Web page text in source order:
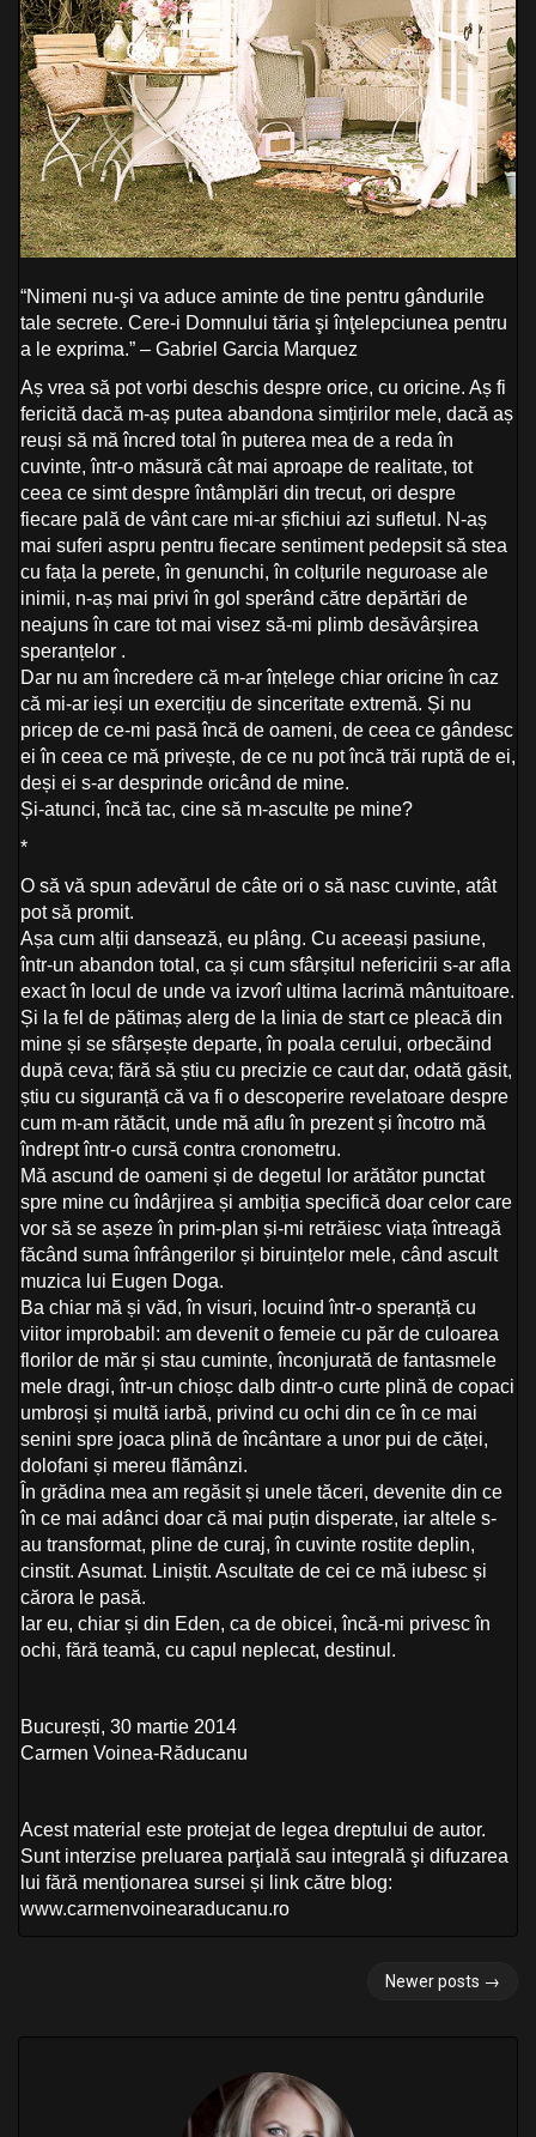
“Nimeni nu-şi va aduce aminte de tine pentru gândurile
tale secrete. Cere-i Domnului tăria şi înţelepciunea pentru
a le exprima.” – Gabriel Garcia Marquez
Aș vrea să pot vorbi deschis despre orice, cu oricine. Aș fi
fericită dacă m-aș putea abandona simțirilor mele, dacă aș
reuși să mă încred total în puterea mea de a reda în
cuvinte, într-o măsură cât mai aproape de realitate, tot
ceea ce simt despre întâmplări din trecut, ori despre
fiecare pală de vânt care mi-ar șfichiui azi sufletul. N-aș
mai suferi aspru pentru fiecare sentiment pedepsit să stea
cu fața la perete, în genunchi, în colțurile neguroase ale
inimii, n-aș mai privi în gol sperând către depărtări de
neajuns în care tot mai visez să-mi plimb desăvârșirea
speranțelor .
Dar nu am încredere că m-ar înțelege chiar oricine în caz
că mi-ar ieși un exercițiu de sinceritate extremă. Și nu
pricep de ce-mi pasă încă de oameni, de ceea ce gândesc
ei în ceea ce mă privește, de ce nu pot încă trăi ruptă de ei,
deși ei s-ar desprinde oricând de mine.
Și-atunci, încă tac, cine să m-asculte pe mine?
*
O să vă spun adevărul de câte ori o să nasc cuvinte, atât
pot să promit.
Așa cum alții dansează, eu plâng. Cu aceeași pasiune,
într-un abandon total, ca și cum sfârșitul nefericirii s-ar afla
exact în locul de unde va izvorî ultima lacrimă mântuitoare.
Și la fel de pătimaș alerg de la linia de start ce pleacă din
mine și se sfârșește departe, în poala cerului, orbecăind
după ceva; fără să știu cu precizie ce caut dar, odată găsit,
știu cu siguranță că va fi o descoperire revelatoare despre
cum m-am rătăcit, unde mă aflu în prezent și încotro mă
îndrept într-o cursă contra cronometru.
Mă ascund de oameni și de degetul lor arătător punctat
spre mine cu îndârjirea și ambiția specifică doar celor care
vor să se așeze în prim-plan și-mi retrăiesc viața întreagă
făcând suma înfrângerilor și biruințelor mele, când ascult
muzica lui Eugen Doga.
Ba chiar mă și văd, în visuri, locuind într-o speranță cu
viitor improbabil: am devenit o femeie cu păr de culoarea
florilor de măr și stau cuminte, înconjurată de fantasmele
mele dragi, într-un chioșc dalb dintr-o curte plină de copaci
umbroși și multă iarbă, privind cu ochi din ce în ce mai
senini spre joaca plină de încântare a unor pui de căței,
dolofani și mereu flămânzi.
În grădina mea am regăsit și unele tăceri, devenite din ce
în ce mai adânci doar că mai puțin disperate, iar altele s-
au transformat, pline de curaj, în cuvinte rostite deplin,
cinstit. Asumat. Liniștit. Ascultate de cei ce mă iubesc și
cărora le pasă.
Iar eu, chiar și din Eden, ca de obicei, încă-mi privesc în
ochi, fără teamă, cu capul neplecat, destinul.
București, 30 martie 2014
Carmen Voinea-Răducanu
Acest material este protejat de legea dreptului de autor.
Sunt interzise preluarea parţială sau integrală şi difuzarea
lui fără menționarea sursei și link către blog:
www.carmenvoinearaducanu.ro
Newer posts →